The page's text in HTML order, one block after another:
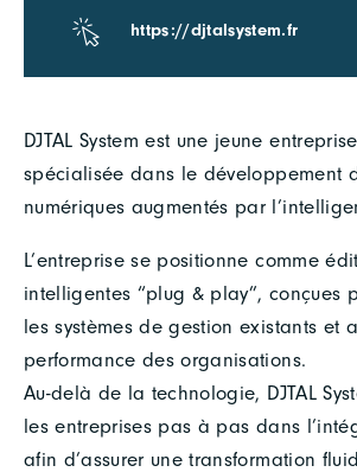
DJTAL System est une jeune
spécialisée dans le développement
numériques augmentés par
L’entreprise se positionne comme
intelligentes “plug & play”, conçues
les systèmes de gestion existants et
performance des organisations.
Au-delà de la technologie, DJTAL
les entreprises pas à pas dans
afin d’assurer une transformation
https://djtalsystem.fr